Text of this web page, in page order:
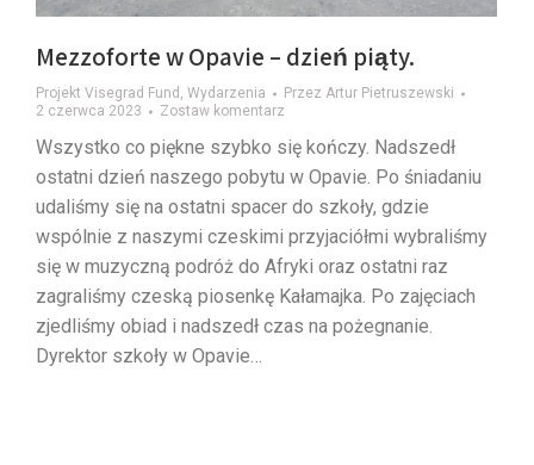
Mezzoforte w Opavie – dzień piąty.
Projekt Visegrad Fund , Wydarzenia Przez Artur Pietruszewski
2 czerwca 2023
Zostaw komentarz
Wszystko co piękne szybko się kończy. Nadszedł
ostatni dzień naszego pobytu w Opavie. Po śniadaniu
udaliśmy się na ostatni spacer do szkoły, gdzie
wspólnie z naszymi czeskimi przyjaciółmi wybraliśmy
się w muzyczną podróż do Afryki oraz ostatni raz
zagraliśmy czeską piosenkę Kałamajka. Po zajęciach
zjedliśmy obiad i nadszedł czas na pożegnanie.
Dyrektor szkoły w Opavie…